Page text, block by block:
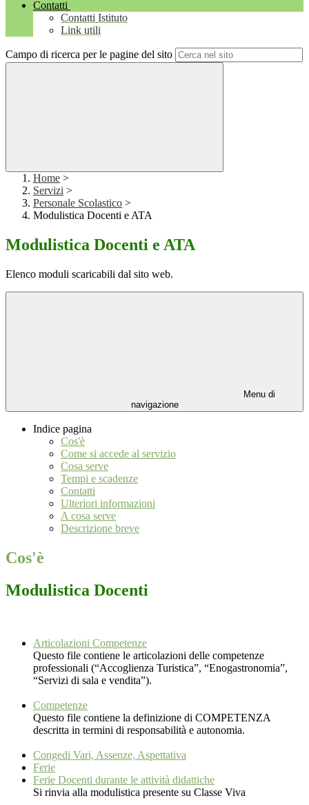
Contatti
Contatti Istituto
Link utili
Campo di ricerca per le pagine del sito
Home >
Servizi >
Personale Scolastico >
Modulistica Docenti e ATA
Modulistica Docenti e ATA
Elenco moduli scaricabili dal sito web.
Menu di
navigazione
Indice pagina
Cos'è
Come si accede al servizio
Cosa serve
Tempi e scadenze
Contatti
Ulteriori informazioni
A cosa serve
Descrizione breve
Cos'è
Modulistica Docenti
Articolazioni Competenze
Questo file contiene le articolazioni delle competenze
professionali (“Accoglienza Turistica”, “Enogastronomia”,
“Servizi di sala e vendita”).
Competenze
Questo file contiene la definizione di COMPETENZA
descritta in termini di responsabilità e autonomia.
Congedi Vari, Assenze, Aspettativa
Ferie
Ferie Docenti durante le attività didattiche
Si rinvia alla modulistica presente su Classe Viva